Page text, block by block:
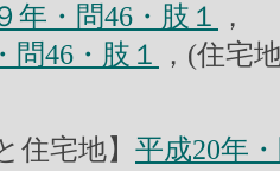
年・問46・肢１
，
問46・肢１
，(住宅
住宅地】 平成20年